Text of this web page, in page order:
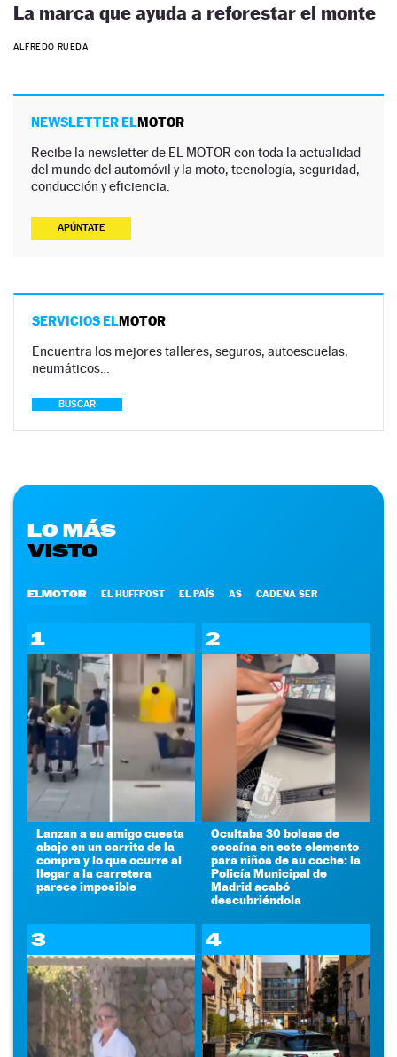
La marca que ayuda a reforestar el monte
ALFREDO RUEDA
NEWSLETTER ELMOTOR
Recibe la newsletter de EL MOTOR con toda la actualidad
del mundo del automóvil y la moto, tecnología, seguridad,
conducción y eficiencia.
APÚNTATE
SERVICIOS ELMOTOR
Encuentra los mejores talleres, seguros, autoescuelas,
neumáticos…
BUSCAR
LO MÁS
VISTO
ELMOTOR EL HUFFPOST EL PAÍS AS CADENA SER
1
Lanzan a su amigo cuesta
abajo en un carrito de la
compra y lo que ocurre al
llegar a la carretera
parece imposible
2
Ocultaba 30 bolsas de
cocaína en este elemento
para niños de su coche: la
Policía Municipal de
Madrid acabó
descubriéndola
3 4